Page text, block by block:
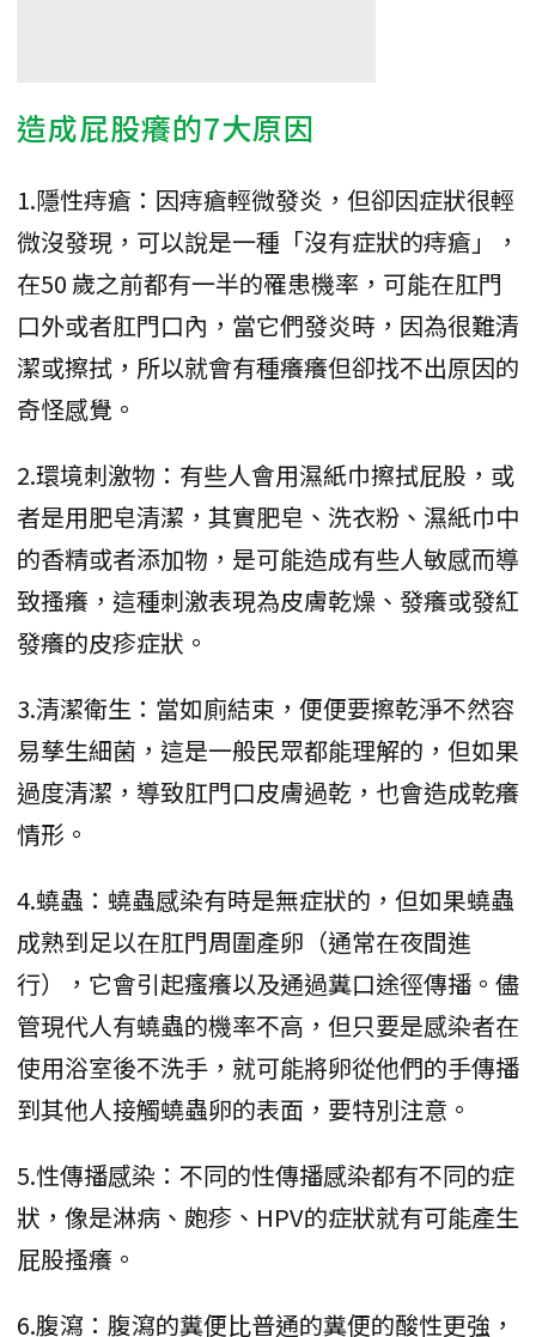
造成屁股癢的7大原因
1.隱性痔瘡：因痔瘡輕微發炎，但卻因症狀很輕
微沒發現，可以說是一種「沒有症狀的痔瘡」，
在50 歲之前都有一半的罹患機率，可能在肛門
口外或者肛門口內，當它們發炎時，因為很難清
潔或擦拭，所以就會有種癢癢但卻找不出原因的
奇怪感覺。
2.環境刺激物：有些人會用濕紙巾擦拭屁股，或
者是用肥皂清潔，其實肥皂、洗衣粉、濕紙巾中
的香精或者添加物，是可能造成有些人敏感而導
致搔癢，這種刺激表現為皮膚乾燥、發癢或發紅
發癢的皮疹症狀。
3.清潔衛生：當如廁結束，便便要擦乾淨不然容
易孳生細菌，這是一般民眾都能理解的，但如果
過度清潔，導致肛門口皮膚過乾，也會造成乾癢
情形。
4.蟯蟲：蟯蟲感染有時是無症狀的，但如果蟯蟲
成熟到足以在肛門周圍產卵（通常在夜間進
行），它會引起瘙癢以及通過糞口途徑傳播。儘
管現代人有蟯蟲的機率不高，但只要是感染者在
使用浴室後不洗手，就可能將卵從他們的手傳播
到其他人接觸蟯蟲卵的表面，要特別注意。
5.性傳播感染：不同的性傳播感染都有不同的症
狀，像是淋病、皰疹、HPV的症狀就有可能產生
屁股搔癢。
6.腹瀉：腹瀉的糞便比普通的糞便的酸性更強，